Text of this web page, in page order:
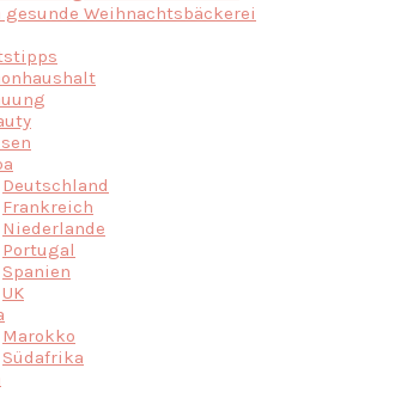
Weihnachtsbäckerei
Deutschland
Frankreich
Niederlande
Portugal
Spanien
UK
Marokko
Südafrika